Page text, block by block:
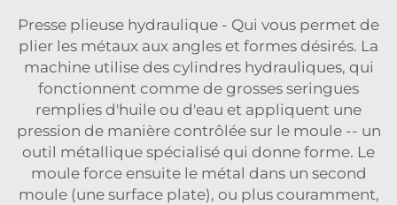
Presse plieuse hydraulique - Qui vous permet de
plier les métaux aux angles et formes désirés. La
machine utilise des cylindres hydrauliques, qui
fonctionnent comme de grosses seringues
remplies d'huile ou d'eau et appliquent une
pression de manière contrôlée sur le moule -- un
outil métallique spécialisé qui donne forme. Le
moule force ensuite le métal dans un second
moule (une surface plate), ou plus couramment,